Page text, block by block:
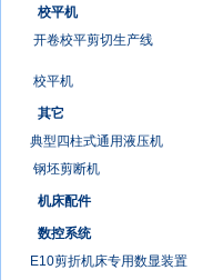
校平机
开卷校平剪切生产线
校平机
其它
典型四柱式通用液压机
钢坯剪断机
机床配件
数控系统
E10剪折机床专用数显装置